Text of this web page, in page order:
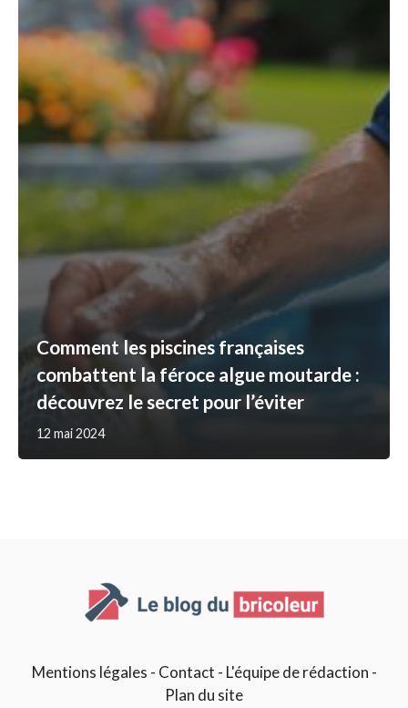
Comment les piscines françaises
combattent la féroce algue moutarde :
découvrez le secret pour l’éviter
12 mai 2024
Mentions légales - Contact - L'équipe de rédaction -
Plan du site